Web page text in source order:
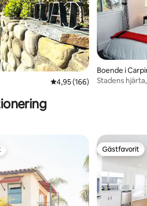
313 omdömen
4,95 av 5 i genomsnittligt
4,95 (166)
Boende i
Stadens
Gästfavorit
Gästfavorit